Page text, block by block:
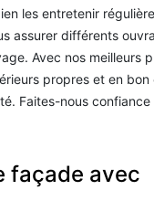
les entretenir
assurer différents
Avec nos meilleurs
propres et en bon
Faites-nous confiance
façade avec